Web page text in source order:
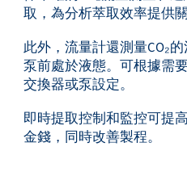
取，為分析萃取效率提供關
此外，流量計還測量CO₂
泵前處於液態。可根據需
交換器或泵設定。
即時提取控制和監控可提
金錢，同時改善製程。